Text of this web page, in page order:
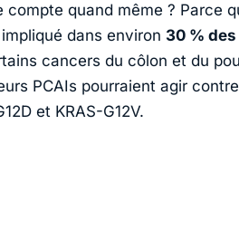
quand même ? Parce
dans environ 30 %
cancers du côlon et du
PCAIs pourraient agir
et KRAS-G12V.